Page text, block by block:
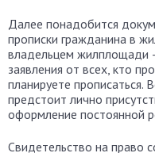
Далее понадобится
прописки гражданина в
владельцем жилплощади
заявления от всех, кто
планируете прописаться.
предстоит лично
оформление постоянной
Свидетельство на право